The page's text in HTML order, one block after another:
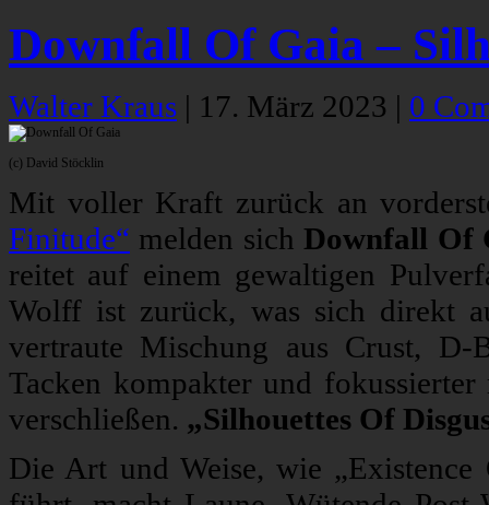
Downfall Of Gaia –
Walter Kraus | 17. März 2023 | 0
(c) David Stöcklin
Mit voller Kraft zurück an
Finitude“ melden sich Downfall Of
reitet auf einem gewaltigen
Wolff ist zurück, was sich direkt
vertraute Mischung aus Crust,
Tacken kompakter und
verschließen. „Silhouettes Of
Die Art und Weise, wie